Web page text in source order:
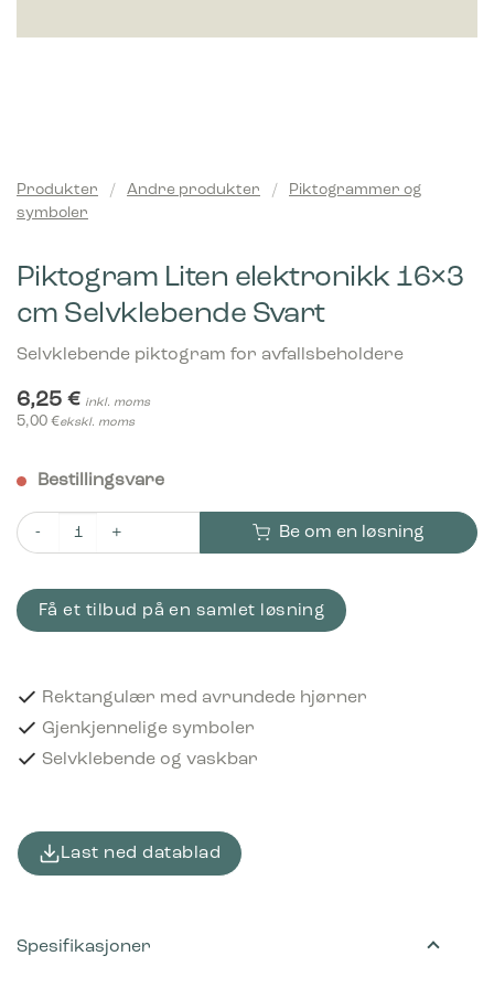
Produkter / Andre produkter /
Piktogrammer og
symboler
Piktogram Liten elektronikk 16×3
cm Selvklebende Svart
Selvklebende piktogram for avfallsbeholdere
6,25 € inkl. moms
5,00 €ekskl. moms
Bestillingsvare
Piktogram Liten elektronikk 16x3 cm Selvklebende Svart antall
Be om en løsning
Få et tilbud på en samlet løsning
Rektangulær med avrundede hjørner
Gjenkjennelige symboler
Selvklebende og vaskbar
Last ned datablad
Spesifikasjoner